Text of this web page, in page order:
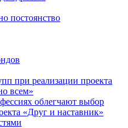
облегчают выбор
«Друг и наставник»